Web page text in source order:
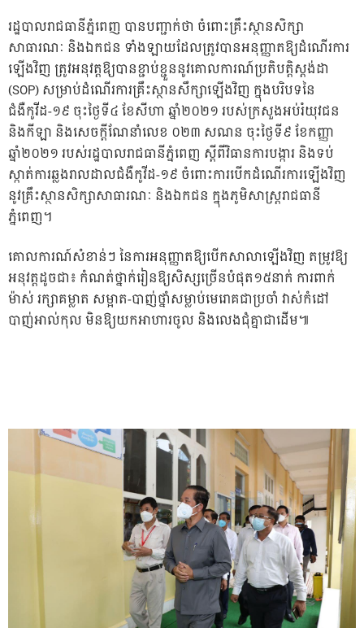
រដ្ឋបាលរាជធានីភ្នំពេញ បានបញ្ជាក់ថា ចំពោះគ្រឹះស្ថានសិក្សា
សាធារណៈ និងឯកជន ទាំងឡាយដែលត្រូវបានអនុញ្ញាតឱ្យដំណើរការ
ឡើងវិញ ត្រូវអនុវត្តឱ្យបានខ្ជាប់ខ្ជួននូវគោលការណ៍ប្រតិបត្តិស្តង់ដា
(SOP) សម្រាប់ដំណើរការគ្រឹះស្ថានសឹក្សាឡើងវិញ ក្នុងបរិបទនៃ
ជំងឺកូវីដ-១៩ ចុះថ្ងៃទី៤ ខែសីហា ឆ្នាំ២០២១ របស់ក្រសួងអប់រំយុវជន
និងកីឡា និងសេចក្តីណែនាំលេខ ០២៣ សណន ចុះថ្ងៃទី៩ ខែកញ្ញា
ឆ្នាំ២០២១ របស់រដ្ឋបាលរាជធានីភ្នំពេញ ស្តីពីវិធានការបង្ការ និងទប់
ស្កាត់ការឆ្លងរាលដាលជំងឺកូវីដ-១៩ ចំពោះការបើកដំណើរការឡើងវិញ
នូវគ្រឹះស្ថានសិក្សាសាធារណៈ និងឯកជន ក្នុងភូមិសាស្ត្ររាជធានី
ភ្នំពេញ។
គោលការណ៍សំខាន់ៗ នៃការអនុញ្ញាតឱ្យបើកសាលាឡើងវិញ តម្រូវឱ្យ
អនុវត្តដូចជា៖ កំណត់ថ្នាក់រៀនឱ្យសិស្សច្រើនបំផុត១៥នាក់ ការពាក់
ម៉ាស់ រក្សាគម្លាត សម្អាត-បាញ់ថ្នាំសម្លាប់មេរោគជាប្រចាំ វាស់កំដៅ
បាញ់អាល់កុល មិនឱ្យយកអាហារចូល និងលេងជុំគ្នាជាដើម៕